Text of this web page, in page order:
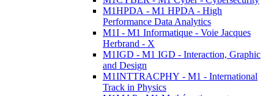
M1HPDA - M1 HPDA - High
Performance Data Analytics
M1I - M1 Informatique - Voie Jacques
Herbrand - X
M1IGD - M1 IGD - Interaction, Graphic
and Design
M1INTTRACPHY - M1 - International
Track in Physics